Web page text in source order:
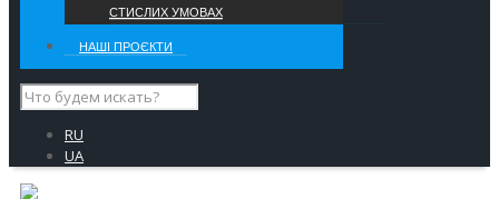
СТИСЛИХ УМОВАХ
НАШІ ПРОЄКТИ
RU
UA